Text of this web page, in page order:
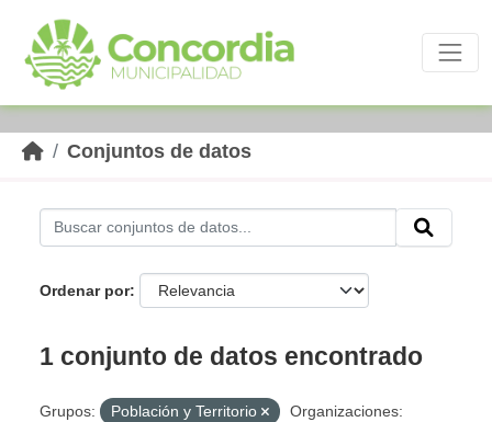
Conjuntos de datos
Ordenar por
1 conjunto de datos encontrado
Grupos: Población y Territorio
Organizaciones: